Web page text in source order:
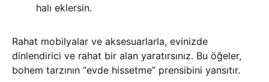
halı eklersin.
Rahat mobilyalar ve aksesuarlarla, evinizde
dinlendirici ve rahat bir alan yaratırsınız. Bu öğeler,
bohem tarzının “evde hissetme” prensibini yansıtır.